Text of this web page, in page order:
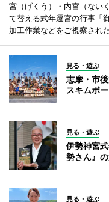
宮（げくう）・内宮（ない
て替える式年遷宮の行事「
加工作業などをご視察された
見る・遊ぶ
志摩・市
スキムボ
見る・遊ぶ
伊勢神宮
勢さん』
見る・遊ぶ